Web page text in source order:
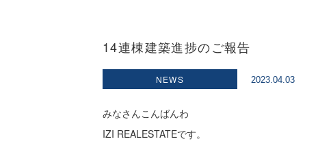
14連棟建築進捗のご報告
NEWS 2023.04.03
みなさんこんばんわ
IZI REALESTATEです。